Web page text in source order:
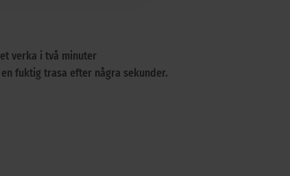
verka i två minuter
fuktig trasa efter några sekunder.